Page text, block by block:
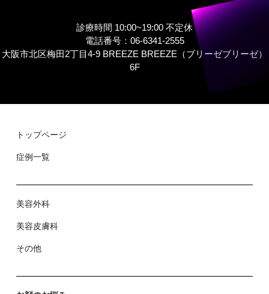
診療時間 10:00~19:00 不定休
電話番号：06-6341-2555
大阪市北区梅田2丁目4-9 BREEZE BREEZE（ブリーゼブリーゼ）
6F
トップページ
症例⼀覧
美容外科
美容⽪膚科
その他